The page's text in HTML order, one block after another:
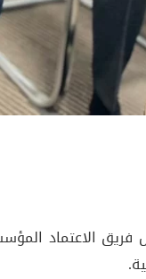
فريق الاعتماد